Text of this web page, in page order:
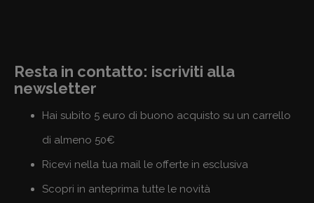
Resta in contatto: iscriviti alla
newsletter
Hai subito 5 euro di buono acquisto su un carrello
di almeno 50€
Ricevi nella tua mail le offerte in esclusiva
Scopri in anteprima tutte le novità